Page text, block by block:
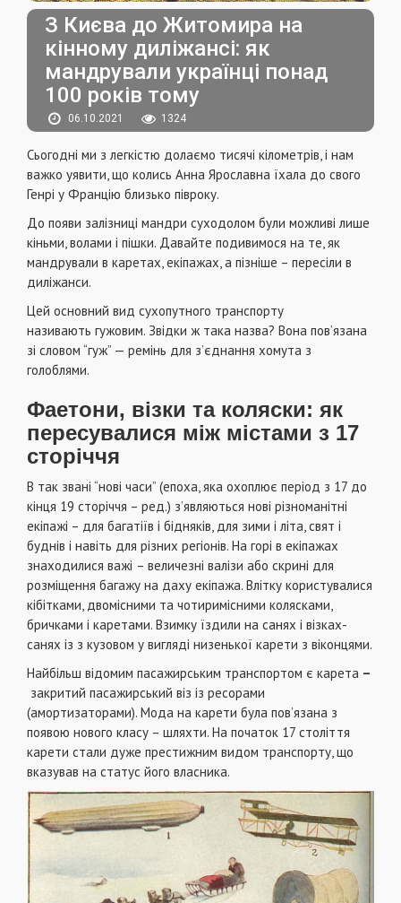
З Києва до Житомира на
кінному диліжансі: як
мандрували українці понад
100 років тому
06.10.2021 1324
Сьогодні ми з легкістю долаємо тисячі кілометрів, і нам
важко уявити, що колись Анна Ярославна їхала до свого
Генрі у Францію близько півроку.
До появи залізниці мандри суходолом були можливі лише
кіньми, волами і пішки. Давайте подивимося на те, як
мандрували в каретах, екіпажах, а пізніше – пересіли в
диліжанси.
Цей основний вид сухопутного транспорту
називають гужовим. Звідки ж така назва? Вона пов’язана
зі словом “гуж” — ремінь для з’єднання хомута з
голоблями.
Фаетони, візки та коляски: як
пересувалися між містами з 17
сторіччя
В так звані “нові часи” (епоха, яка охоплює період з 17 до
кінця 19 сторіччя – ред.) з’являються нові різноманітні
екіпажі – для багатіїв і бідняків, для зими і літа, свят і
буднів і навіть для різних регіонів. На горі в екіпажах
знаходилися важі – величезні валізи або скрині для
розміщення багажу на даху екіпажа. Влітку користувалися
кібітками, двомісними та чотиримісними колясками,
бричками і каретами. Взимку їздили на санях і візках-
санях із з кузовом у вигляді низенької карети з віконцями.
Найбільш відомим пасажирським транспортом є карета –
закритий пасажирський віз із ресорами
(амортизаторами). Мода на карети була пов’язана з
появою нового класу – шляхти. На початок 17 століття
карети стали дуже престижним видом транспорту, що
вказував на статус його власника.